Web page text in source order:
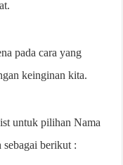
pada cara yang
keinginan kita.
untuk pilihan Nama
sebagai berikut :